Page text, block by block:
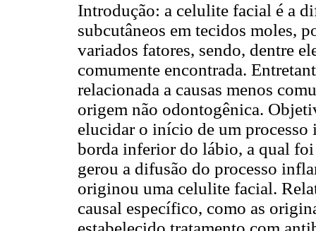
Introdução: a celulite facial é a
subcutâneos em tecidos moles,
variados fatores, sendo, dentre
comumente encontrada.
relacionada a causas menos
origem não odontogênica.
elucidar o início de um processo
borda inferior do lábio, a qual foi
gerou a difusão do processo
originou uma celulite facial.
causal específico, como as